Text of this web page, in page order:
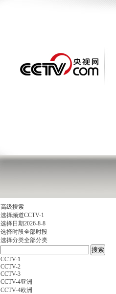
高级搜索
选择频道CCTV-1
选择日期2026-8-8
选择时段全部时段
选择分类全部分类
CCTV-1
CCTV-2
CCTV-3
CCTV-4亚洲
CCTV-4欧洲